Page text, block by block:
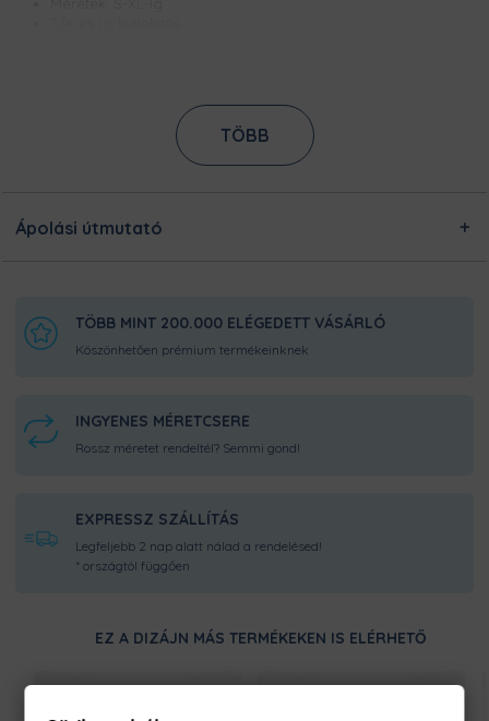
Kifordítva, 30 fokon ajánljuk mosását (persze nem a
kutyának, hanem a kutyapólónak) :)
Ezt a terméket a kínálatunkban megtalálható designokból
azon dolgoznak, hogy minél gyorsabban elkészüljenek a
rendeléseddel, és még frissen és ropogósan, kerüljön
TÖBB
Ápolási útmutató
TÖBB MINT 200.000 ELÉGEDETT VÁSÁRLÓ
Köszönhetően prémium termékeinknek
INGYENES MÉRETCSERE
Rossz méretet rendeltél? Semmi gond!
EXPRESSZ SZÁLLÍTÁS
Legfeljebb 2 nap alatt nálad a rendelésed!
* országtól függően
EZ A DIZÁJN MÁS TERMÉKEKEN IS ELÉRHETŐ